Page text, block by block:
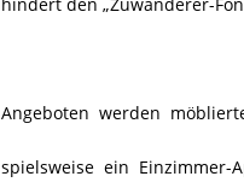
Angeboten werden
spielsweise ein Einzimmer-